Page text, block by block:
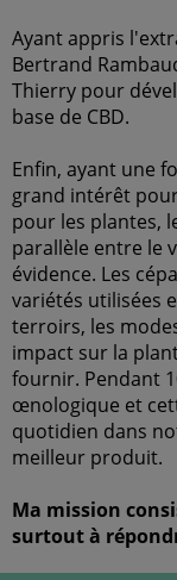
Ayant appris
Bertrand
Thierry pour
base de CBD.
Enfin, ayant une
grand intérêt
pour les plantes,
parallèle entre le
évidence. Les
variétés utilisées
terroirs, les
impact sur la
fournir. Pendant
œnologique et
quotidien dans
meilleur produit.
Ma mission
surtout à